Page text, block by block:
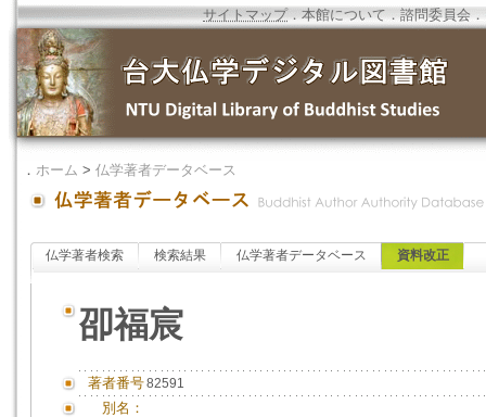
サイトマップ．本館について ．諮問委員会 ．
． ホーム > 仏学著者データベース
仏学著者検索 検索結果 仏学著者データベース 資料改正
卲福宸
著者番号82591
別名：